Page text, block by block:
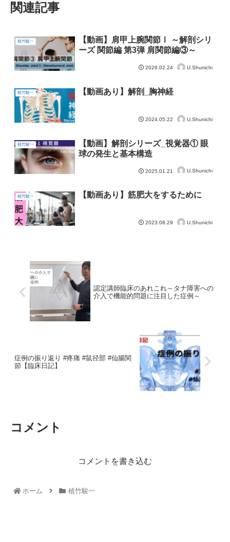
関連記事
植竹駿一
【動画】肩甲上腕関節Ⅰ ～解剖シリ
ーズ 関節編 第3弾 肩関節編③～
2026.02.24 U.Shunichi
植竹駿一 【動画あり】解剖_胸神経
2024.05.22 U.Shunichi
植竹駿一
【動画】解剖シリーズ_視覚器① 眼
球の発生と基本構造
2025.01.21 U.Shunichi
植竹駿一 【動画あり】筋肥大をするために
2023.08.29 U.Shunichi
認定講師臨床のあれこれ～タナ障害への
介入で機能的問題に注目した症例～
症例の振り返り #疼痛 #鼠径部 #仙腸関
節【臨床日記】
コメント
コメントを書き込む
ホーム 植竹駿一